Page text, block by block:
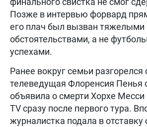
Позже в интервью форвард
его плач был вызван
обстоятельствами, а не
успехами.
Ранее вокруг семьи разгорелся
телеведущая Флоренсия Пенья
объявила о смерти Хорхе
TV сразу после первого тура.
журналистка подала в отставку